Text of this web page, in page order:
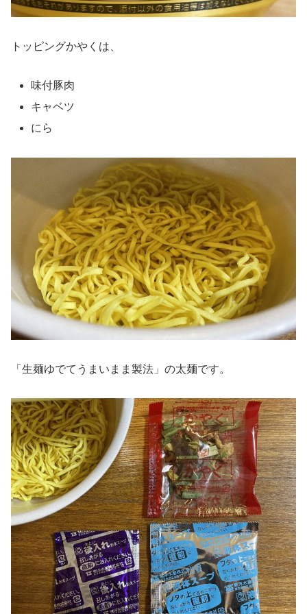
トッピングかやくは、
味付豚肉
キャベツ
にら
「生麺ゆでてうまいまま製法」の太麺です。